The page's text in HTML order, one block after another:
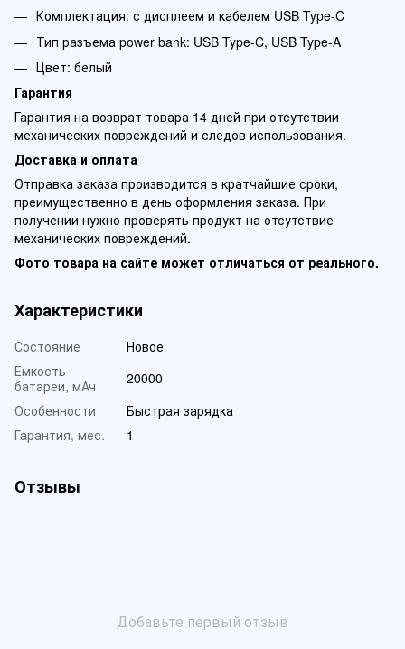
Комплектация: с дисплеем и кабелем USB Type-C
Тип разъема power bank: USB Type-C, USB Type-A
Цвет: белый
Гарантия
Гарантия на возврат товара 14 дней при отсутствии
механических повреждений и следов использования.
Доставка и оплата
Отправка заказа производится в кратчайшие сроки,
преимущественно в день оформления заказа. При
получении нужно проверять продукт на отсутствие
механических повреждений.
Фото товара на сайте может отличаться от реального.
Характеристики
Состояние
Новое
Емкость
батареи, мАч
20000
Особенности
Быстрая зарядка
Гарантия, мес.
1
Отзывы
Добавьте первый отзыв